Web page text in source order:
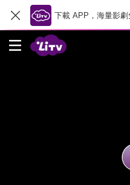
下載 APP，海量影